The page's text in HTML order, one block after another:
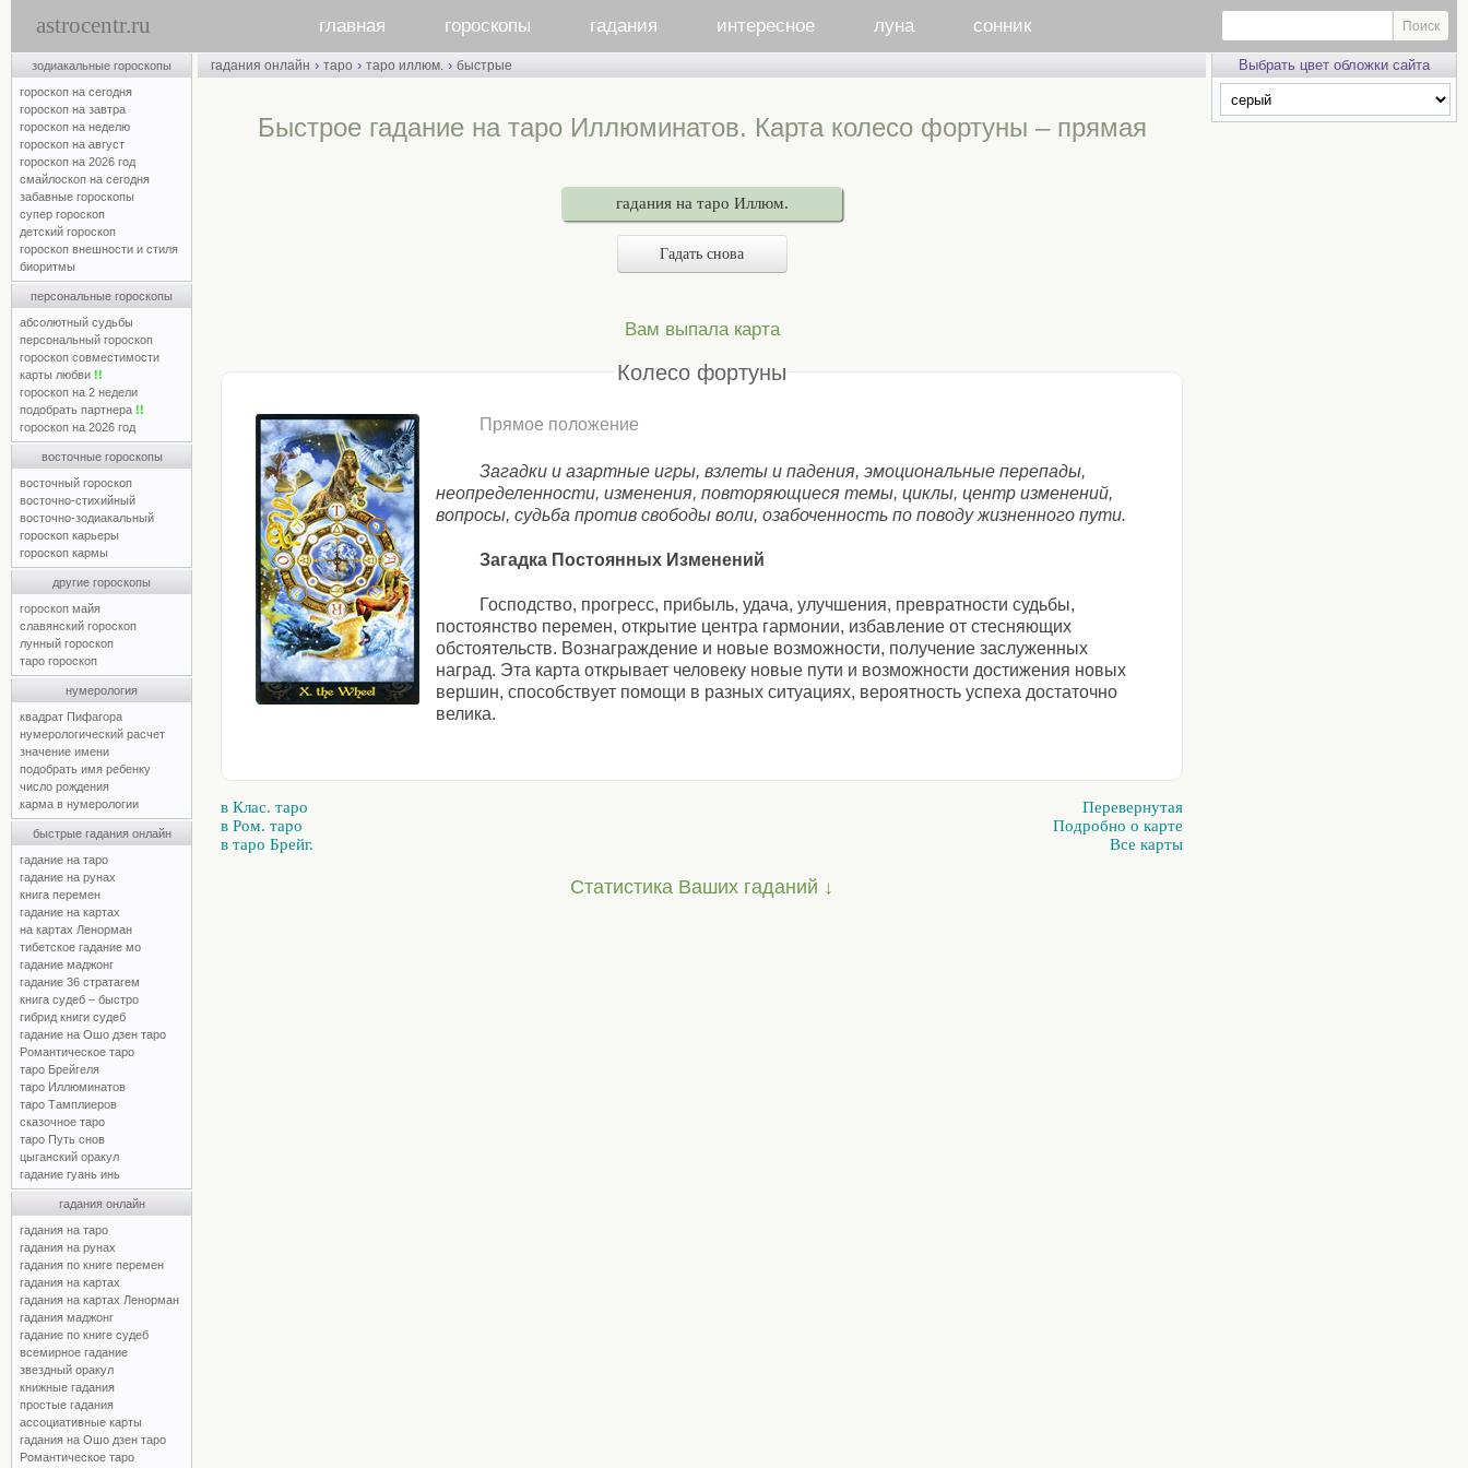
astrocentr.ru главная гороскопы гадания интересное луна сонник
зодиакальные гороскопы
гороскоп на сегодня
гороскоп на завтра
гороскоп на неделю
гороскоп на август
гороскоп на 2026 год
смайлоскоп на сегодня
забавные гороскопы
супер гороскоп
детский гороскоп
гороскоп внешности и стиля
биоритмы
персональные гороскопы
абсолютный судьбы
персональный гороскоп
гороскоп совместимости
карты любви !!
гороскоп на 2 недели
подобрать партнера !!
гороскоп на 2026 год
восточные гороскопы
восточный гороскоп
восточно-стихийный
восточно-зодиакальный
гороскоп карьеры
гороскоп кармы
другие гороскопы
гороскоп майя
славянский гороскоп
лунный гороскоп
таро гороскоп
нумерология
квадрат Пифагора
нумерологический расчет
значение имени
подобрать имя ребенку
число рождения
карма в нумерологии
быстрые гадания онлайн
гадание на таро
гадание на рунах
книга перемен
гадание на картах
на картах Ленорман
тибетское гадание мо
гадание маджонг
гадание 36 стратагем
книга судеб – быстро
гибрид книги судеб
гадание на Ошо дзен таро
Романтическое таро
таро Брейгеля
таро Иллюминатов
таро Тамплиеров
сказочное таро
таро Путь снов
цыганский оракул
гадание гуань инь
гадания онлайн
гадания на таро
гадания на рунах
гадания по книге перемен
гадания на картах
гадания на картах Ленорман
гадания маджонг
гадание по книге судеб
всемирное гадание
звездный оракул
книжные гадания
простые гадания
ассоциативные карты
гадания на Ошо дзен таро
Романтическое таро
гадания онлайн › таро › таро иллюм. › быстрые
Быстрое гадание на таро Иллюминатов. Карта колесо фортуны – прямая
гадания на таро Иллюм.
Гадать снова
Вам выпала карта
Колесо фортуны
Прямое положение
Загадки и азартные игры, взлеты и падения, эмоциональные перепады,
неопределенности, изменения, повторяющиеся темы, циклы, центр изменений,
вопросы, судьба против свободы воли, озабоченность по поводу жизненного пути.
Загадка Постоянных Изменений
Господство, прогресс, прибыль, удача, улучшения, превратности судьбы,
постоянство перемен, открытие центра гармонии, избавление от стесняющих
обстоятельств. Вознаграждение и новые возможности, получение заслуженных
наград. Эта карта открывает человеку новые пути и возможности достижения новых
вершин, способствует помощи в разных ситуациях, вероятность успеха достаточно
велика.
в Клас. таро
в Ром. таро
в таро Брейг.
Перевернутая
Подробно о карте
Все карты
Статистика Ваших гаданий ↓
Выбрать цвет обложки сайта